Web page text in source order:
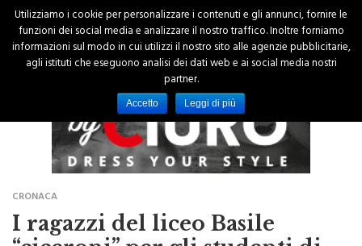
CRONACA
I ragazzi del liceo Basile
Utilizziamo i cookie per personalizzare i contenuti e gli annunci, fornire le
funzioni dei social media e analizzare il nostro traffico. Inoltre forniamo
informazioni sul modo in cui utilizzi il nostro sito alle agenzie pubblicitarie,
agli istituti che eseguono analisi dei dati web e ai social media nostri
partner.
Accetto Leggi di più